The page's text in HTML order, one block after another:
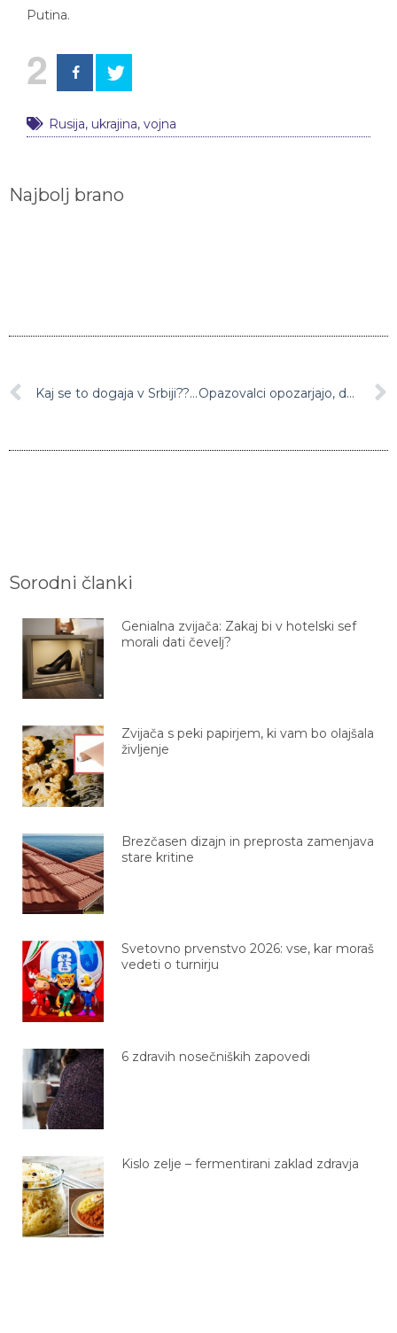
Putina.
2
Rusija, ukrajina, vojna
Najbolj brano
Kaj se to dogaja v Srbiji?? Najmanj 75 šol danes v strahu pred podtaknjenimi bombami, policija v pripravljenosti Opazovalci opozarjajo, da je Erdogan na volitvah užival nepošteno prednost
Sorodni članki
Genialna zvijača: Zakaj bi v hotelski sef
morali dati čevelj?
Zvijača s peki papirjem, ki vam bo olajšala
življenje
Brezčasen dizajn in preprosta zamenjava
stare kritine
Svetovno prvenstvo 2026: vse, kar moraš
vedeti o turnirju
6 zdravih nosečniških zapovedi
Kislo zelje – fermentirani zaklad zdravja